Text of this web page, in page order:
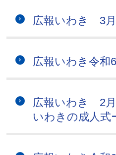
広報いわき 3
広報いわき令和
広報いわき 2
いわきの成人式